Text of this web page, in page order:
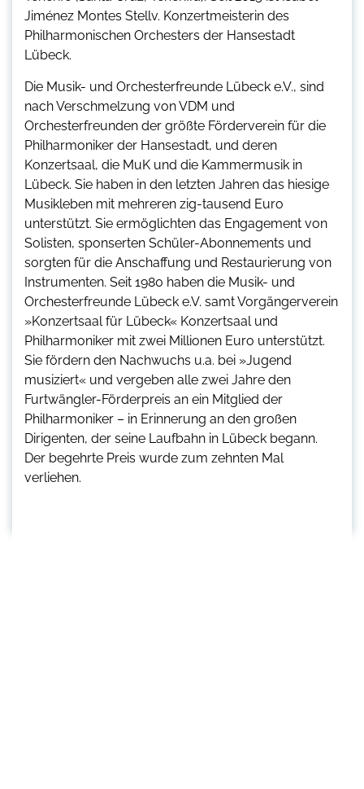
Jiménez Montes Stellv. Konzertmeisterin des
Philharmonischen Orchesters der Hansestadt
Lübeck.
Die Musik- und Orchesterfreunde Lübeck e.V., sind
nach Verschmelzung von VDM und
Orchesterfreunden der größte Förderverein für die
Philharmoniker der Hansestadt, und deren
Konzertsaal, die MuK und die Kammermusik in
Lübeck. Sie haben in den letzten Jahren das hiesige
Musikleben mit mehreren zig-tausend Euro
unterstützt. Sie ermöglichten das Engagement von
Solisten, sponserten Schüler-Abonnements und
sorgten für die Anschaffung und Restaurierung von
Instrumenten. Seit 1980 haben die Musik- und
Orchesterfreunde Lübeck e.V. samt Vorgängerverein
»Konzertsaal für Lübeck« Konzertsaal und
Philharmoniker mit zwei Millionen Euro unterstützt.
Sie fördern den Nachwuchs u.a. bei »Jugend
musiziert« und vergeben alle zwei Jahre den
Furtwängler-Förderpreis an ein Mitglied der
Philharmoniker – in Erinnerung an den großen
Dirigenten, der seine Laufbahn in Lübeck begann.
Der begehrte Preis wurde zum zehnten Mal
verliehen.